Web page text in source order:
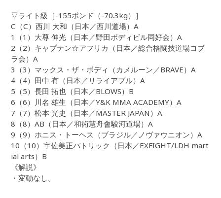
▽ライト級［-155ポンド（-70.3kg）］
C（C）西川 大和（日本／西川道場）A
1（1）大尊 伸光（日本／野田ボディビル同好会）A
2（2）キャプテン☆アフリカ（日本／総合格闘技道場コブ
ラ会）A
3（3）マックス・ザ・ボディ（カメルーン／BRAVE）A
4（4）田中 有（日本／リライアブル）A
5（5）長田 拓也（日本／BLOWS）B
6（6）川名 雄生（日本／Y&K MMA ACADEMY）A
7（7）松本 光史（日本／MASTER JAPAN）A
8（8）AB（日本／和術慧舟會駿河道場）A
9（9）ホニス・トーヘス（ブラジル／ノヴァウニオン）A
10（10）宇佐美正パトリック（日本／EXFIGHT/LDH mart
ial arts）B
《解説》
・変動なし。